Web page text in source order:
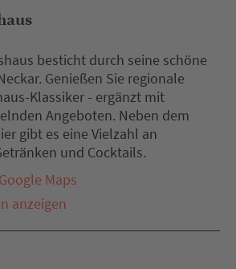
besticht durch seine schöne
Genießen Sie regionale
Klassiker - ergänzt mit
Angeboten. Neben dem
gibt es eine Vielzahl an
und Cocktails.
Maps
anzeigen